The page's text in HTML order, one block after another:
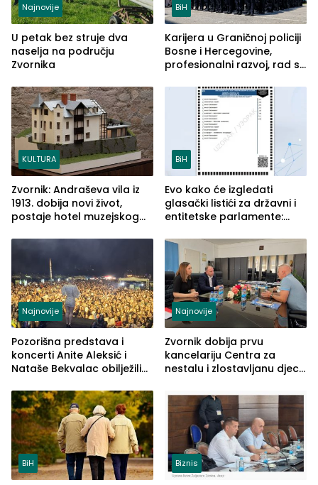
Najnovije
U petak bez struje dva
naselja na području
Zvornika
BiH
Karijera u Graničnoj policiji
Bosne i Hercegovine,
profesionalni razvoj, rad sa
služba građanima
KULTURA
Zvornik: Andraševa vila iz
1913. dobija novi život,
postaje hotel muzejskog
BiH
Evo kako će izgledati
glasački listići za državni i
entitetske parlamente:
vidljive na njima
Najnovije
Pozorišna predstava i
koncerti Anite Aleksić i
Nataše Bekvalac obilježili
ljeta (FOTO)
Najnovije
Zvornik dobija prvu
kancelariju Centra za
nestalu i zlostavljanu djecu
BiH Biznis